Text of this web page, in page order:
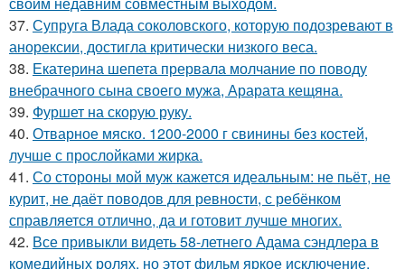
37. Супруга Влада соколовского, которую подозревают в
анорексии, достигла критически низкого веса.
38. Екатерина шепета прервала молчание по поводу
внебрачного сына своего мужа, Арарата кещяна.
39. Фуршет на скорую руку.
40. Отварное мяско. 1200-2000 г свинины без костей,
лучше с прослойками жирка.
41. Со стороны мой муж кажется идеальным: не пьёт, не
курит, не даёт поводов для ревности, с ребёнком
справляется отлично, да и готовит лучше многих.
42. Все привыкли видеть 58-летнего Адама сэндлера в
комедийных ролях, но этот фильм яркое исключение.